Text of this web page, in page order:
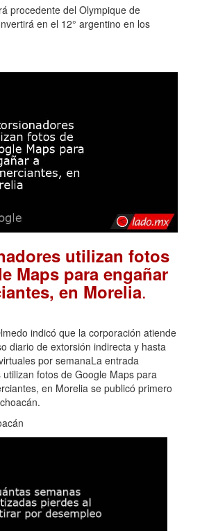
procedente del Olympique de
en el 12° argentino en los
utilizan fotos
Maps para engañar
en Morelia.
indicó que la corporación atiende
diario de extorsión indirecta y hasta
por semanaLa entrada
fotos de Google Maps para
en Morelia se publicó primero